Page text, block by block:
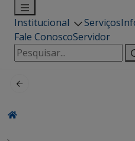
Institucional Serviços
Fale ConoscoServidor
Pesquisar
por: